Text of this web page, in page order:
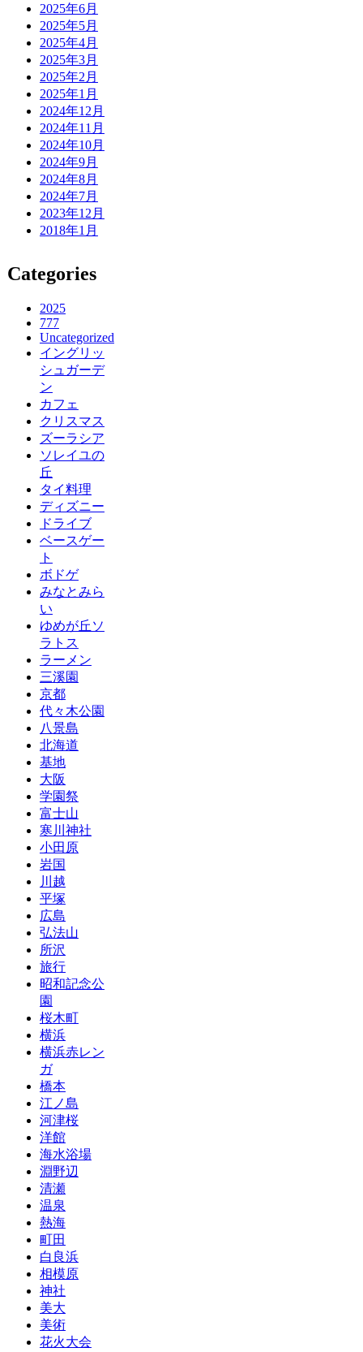
2025年6月
2025年5月
2025年4月
2025年3月
2025年2月
2025年1月
2024年12月
2024年11月
2024年10月
2024年9月
2024年8月
2024年7月
2023年12月
2018年1月
Categories
2025
777
Uncategorized
イングリッ
シュガーデ
ン
カフェ
クリスマス
ズーラシア
ソレイユの
丘
タイ料理
ディズニー
ドライブ
ベースゲー
ト
ボドゲ
みなとみら
い
ゆめが丘ソ
ラトス
ラーメン
三溪園
京都
代々木公園
八景島
北海道
基地
大阪
学園祭
富士山
寒川神社
小田原
岩国
川越
平塚
広島
弘法山
所沢
旅行
昭和記念公
園
桜木町
横浜
横浜赤レン
ガ
橋本
江ノ島
河津桜
洋館
海水浴場
淵野辺
清瀬
温泉
熱海
町田
白良浜
相模原
神社
美大
美術
花火大会